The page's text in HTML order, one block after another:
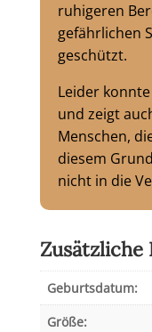
ruhigeren
gefährlichen
geschützt.
Leider
und zeigt
Menschen,
diesem
nicht in die
Geburtsdatum:
Größe: